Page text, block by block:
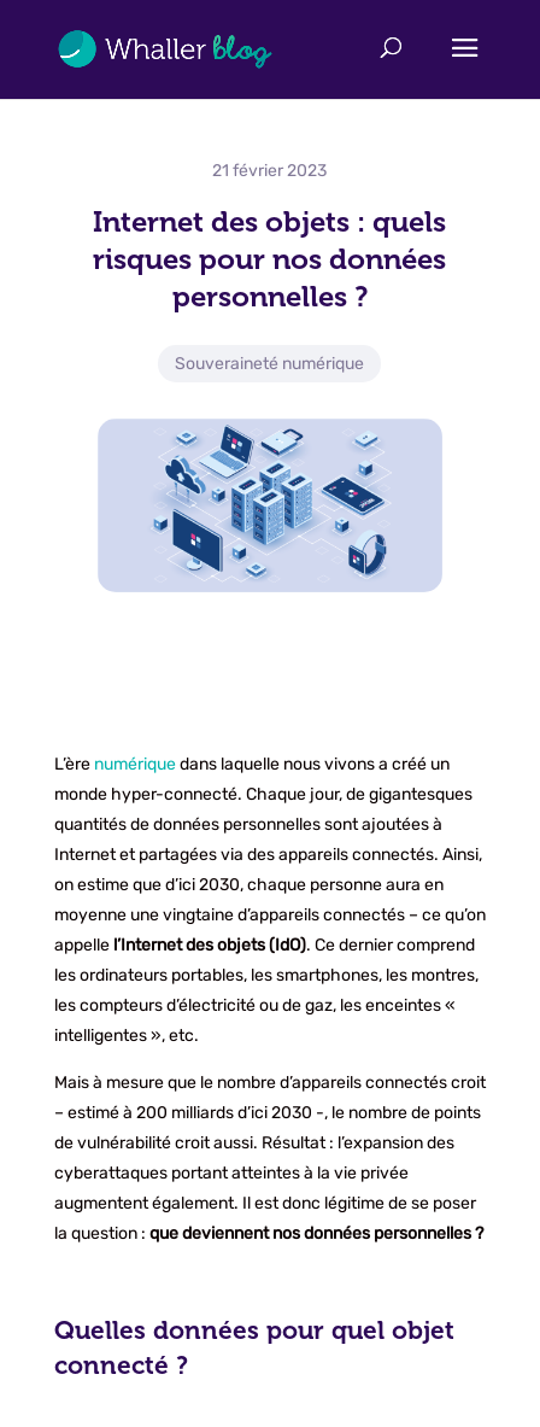
21 février 2023
Internet des objets : quels
risques pour nos données
personnelles ?
Souveraineté numérique
L’ère numériquedans laquelle nous vivons a créé un
monde hyper-connecté. Chaque jour, de gigantesques
quantités de données personnelles sont ajoutées à
Internet et partagées via des appareils connectés. Ainsi,
on estime que d’ici 2030, chaque personne aura en
moyenne une vingtaine d’appareils connectés – ce qu’on
appelle l’Internet des objets (IdO). Ce dernier comprend
les ordinateurs portables, les smartphones, les montres,
les compteurs d’électricité ou de gaz, les enceintes «
intelligentes », etc.
Mais à mesure que le nombre d’appareils connectés croit
– estimé à 200 milliards d’ici 2030 -, le nombre de points
de vulnérabilité croit aussi. Résultat : l’expansion des
cyberattaques portant atteintes à la vie privée
augmentent également. Il est donc légitime de se poser
la question : que deviennent nos données personnelles ?
Quelles données pour quel objet
connecté ?